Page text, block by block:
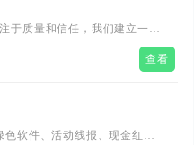
于质量和信任，我们建立一个
。我们为您提供了PC端游戏
Android手游和关于电脑软件查看
软件、活动线报、现金红